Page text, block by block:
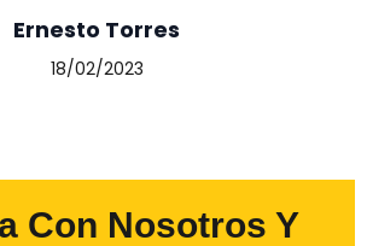
Ernesto Torres
18/02/2023
Con Nosotros Y